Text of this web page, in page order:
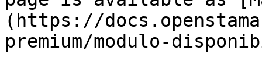
(https://
premium/modulo-